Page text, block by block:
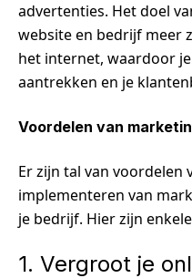
advertenties. Het doel
website en bedrijf meer
het internet, waardoor
aantrekken en je
Voordelen van
Er zijn tal van voordelen
implementeren van
je bedrijf. Hier zijn
1. Vergroot je